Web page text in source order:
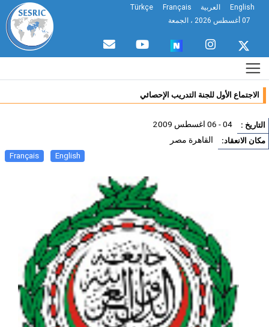
English العربية Français
Türkçe
الاجتماع الأول للجنة التدريب الإحصائي
: 04 - 06 اغسطس 2009
الانعقاد: القاهرة مصر
English
Français